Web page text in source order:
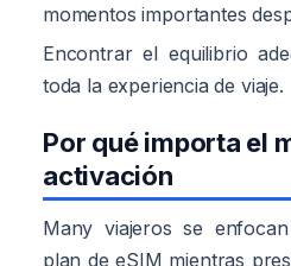
momentos importantes
Encontrar el equilibrio
toda la experiencia de viaje.
Por qué importa el
activación
Many viajeros se
plan de eSIM mientras